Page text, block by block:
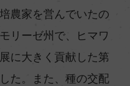
農家を営んでいたの
リーゼ州で、ヒマワ
に大きく貢献した第
た。また、種の交配